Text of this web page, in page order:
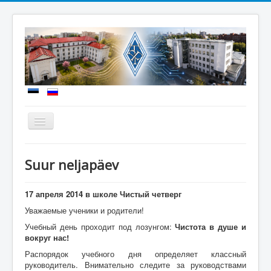
Näita/Peida
menüüd
Meie kool
Sisseastumine
Õppetöö
Koolielu
Dokumendid
Suur neljapäev
17 апреля 2014 в школе Чистый четверг
Уважаемые ученики и родители!
Учебный день проходит под лозунгом:Чистота в душе и
вокруг нас!
Распорядок учебного дня определяет классный
руководитель. Внимательно следите за руководствами